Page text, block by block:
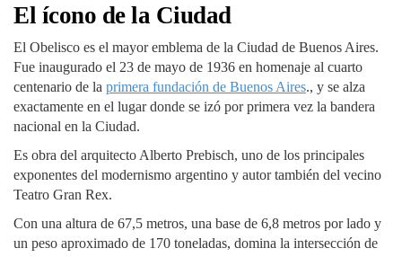
El ícono de la Ciudad
El Obelisco es el mayor emblema de la Ciudad de Buenos Aires.
Fue inaugurado el 23 de mayo de 1936 en homenaje al cuarto
centenario de la primera fundación de Buenos Aires., y se alza
exactamente en el lugar donde se izó por primera vez la bandera
nacional en la Ciudad.
Es obra del arquitecto Alberto Prebisch, uno de los principales
exponentes del modernismo argentino y autor también del vecino
Teatro Gran Rex.
Con una altura de 67,5 metros, una base de 6,8 metros por lado y
un peso aproximado de 170 toneladas, domina la intersección de